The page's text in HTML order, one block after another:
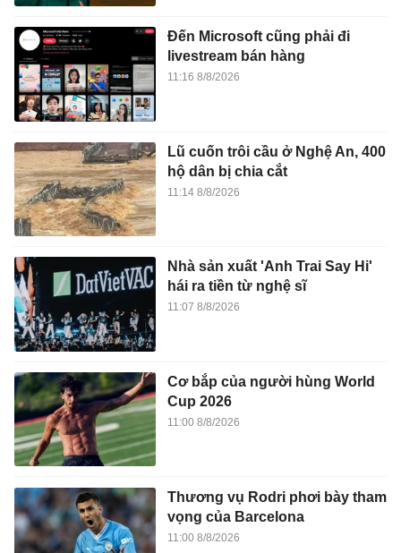
Đến Microsoft cũng phải đi
livestream bán hàng
11:16 8/8/2026
Lũ cuốn trôi cầu ở Nghệ An, 400
hộ dân bị chia cắt
11:14 8/8/2026
Nhà sản xuất 'Anh Trai Say Hi'
hái ra tiền từ nghệ sĩ
11:07 8/8/2026
Cơ bắp của người hùng World
Cup 2026
11:00 8/8/2026
Thương vụ Rodri phơi bày tham
vọng của Barcelona
11:00 8/8/2026